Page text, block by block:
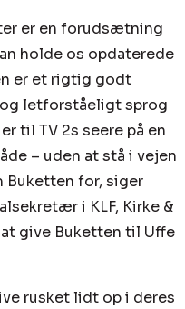
er en forudsætning
holde os opdaterede
er et rigtig godt
letforståeligt sprog
til TV 2s seere på en
– uden at stå i vejen
Buketten for, siger
i KLF, Kirke &
give Buketten til Uffe
rusket lidt op i deres